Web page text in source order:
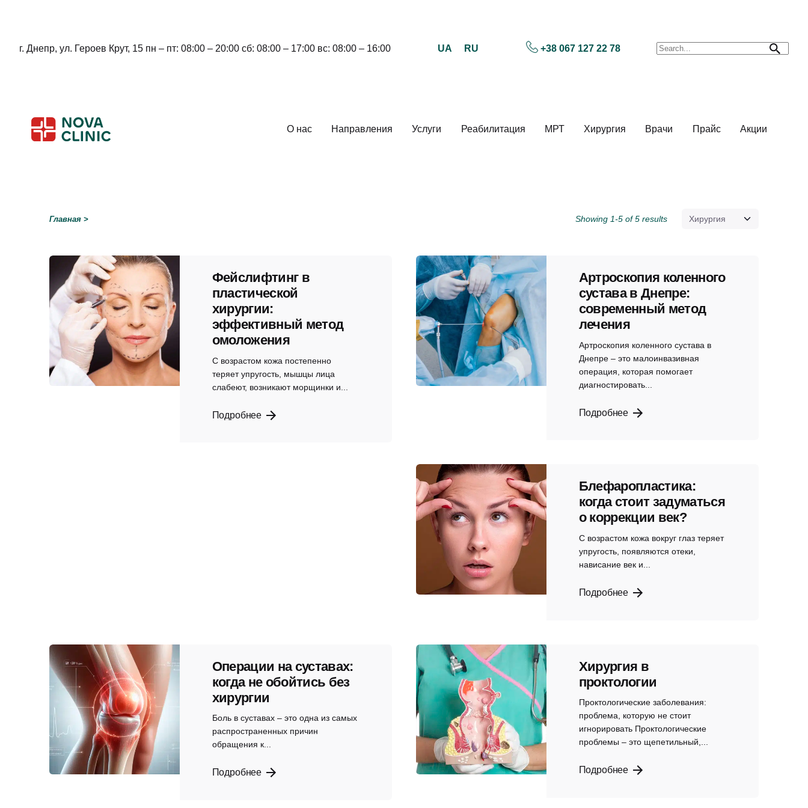
г. Днепр, ул. Героев Крут, 15 пн – пт: 08:00 – 20:00 сб: 08:00 – 17:00 вс: 08:00 – 16:00 UA RU +38 067 127 22 78 Search for
О нас Направления Услуги Реабилитация МРТ Хирургия Врачи Прайс Акции
Главная > Showing 1-5 of 5 results
Фейслифтинг в
пластической
хирургии:
эффективный метод
омоложения
С возрастом кожа постепенно
теряет упругость, мышцы лица
слабеют, возникают морщинки и...
Подробнее
Артроскопия коленного
сустава в Днепре:
современный метод
лечения
Артроскопия коленного сустава в
Днепре – это малоинвазивная
операция, которая помогает
диагностировать...
Подробнее
Блефаропластика:
когда стоит задуматься
о коррекции век?
С возрастом кожа вокруг глаз теряет
упругость, появляются отеки,
нависание век и...
Подробнее
Операции на суставах:
когда не обойтись без
хирургии
Боль в суставах – это одна из самых
распространенных причин
обращения к...
Подробнее
Хирургия в
проктологии
Проктологические заболевания:
проблема, которую не стоит
игнорировать Проктологические
проблемы – это щепетильный,...
Подробнее